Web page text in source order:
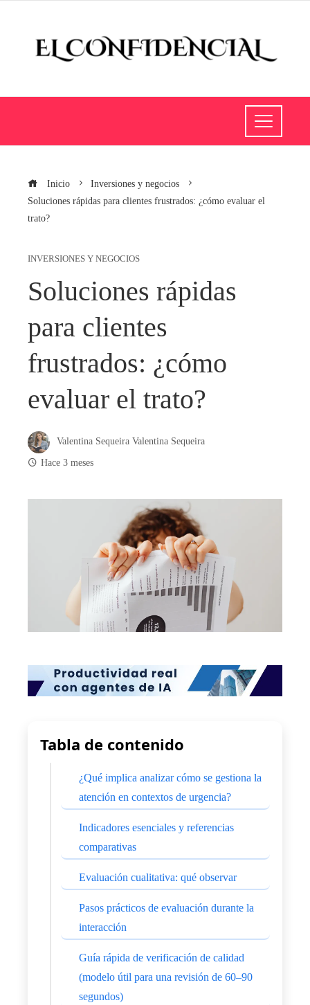
Inicio
Inversiones y negocios
Soluciones rápidas para clientes frustrados: ¿cómo evaluar el
trato?
INVERSIONES Y NEGOCIOS
Soluciones rápidas
para clientes
frustrados: ¿cómo
evaluar el trato?
Valentina Sequeira Valentina Sequeira
Hace 3 meses
Tabla de contenido
¿Qué implica analizar cómo se gestiona la
atención en contextos de urgencia?
Indicadores esenciales y referencias
comparativas
Evaluación cualitativa: qué observar
Pasos prácticos de evaluación durante la
interacción
Guía rápida de verificación de calidad
(modelo útil para una revisión de 60–90
segundos)